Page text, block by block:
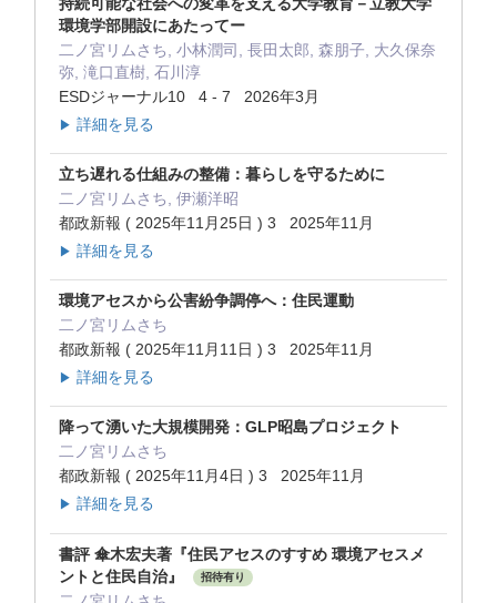
環境学部開設にあたってー
二ノ宮リムさち, 小林潤司, 長田太郎, 森朋子, 大久保奈
弥, 滝口直樹, 石川淳
ESDジャーナル10 4 - 7 2026年3月
▶ 詳細を見る
立ち遅れる仕組みの整備：暮らしを守るために
二ノ宮リムさち, 伊瀬洋昭
都政新報 ( 2025年11月25日 ) 3 2025年11月
▶ 詳細を見る
環境アセスから公害紛争調停へ：住民運動
二ノ宮リムさち
都政新報 ( 2025年11月11日 ) 3 2025年11月
▶ 詳細を見る
降って湧いた大規模開発：GLP昭島プロジェクト
二ノ宮リムさち
都政新報 ( 2025年11月4日 ) 3 2025年11月
▶ 詳細を見る
書評 傘木宏夫著『住民アセスのすすめ 環境アセスメ
ントと住民自治』
招待有り